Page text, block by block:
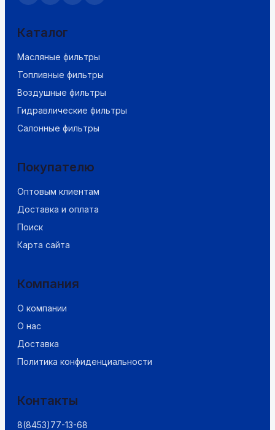
Каталог
Масляные фильтры
Топливные фильтры
Воздушные фильтры
Гидравлические фильтры
Салонные фильтры
Покупателю
Оптовым клиентам
Доставка и оплата
Поиск
Карта сайта
Компания
О компании
О нас
Доставка
Политика конфиденциальности
Контакты
8(8453)77-13-68